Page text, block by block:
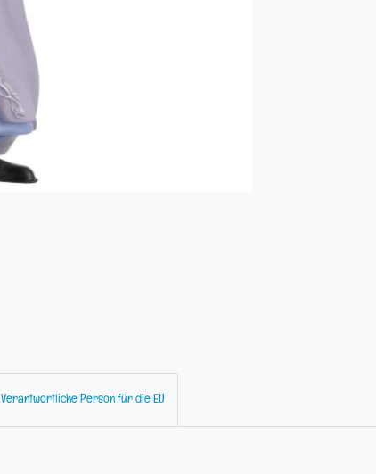
Verantwortliche Person für die EU